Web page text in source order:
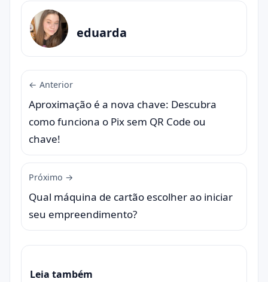
eduarda
← Anterior
Aproximação é a nova chave: Descubra
como funciona o Pix sem QR Code ou
chave!
Próximo →
Qual máquina de cartão escolher ao iniciar
seu empreendimento?
Leia também